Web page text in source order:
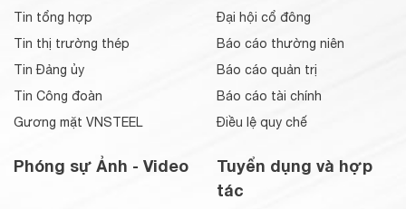
Tin tổng hợp
Tin thị trường thép
Tin Đảng ủy
Tin Công đoàn
Gương mặt VNSTEEL
Phóng sự Ảnh - Video
Đại hội cổ đông
Báo cáo thường niên
Báo cáo quản trị
Báo cáo tài chính
Điều lệ quy chế
Tuyển dụng và hợp
tác